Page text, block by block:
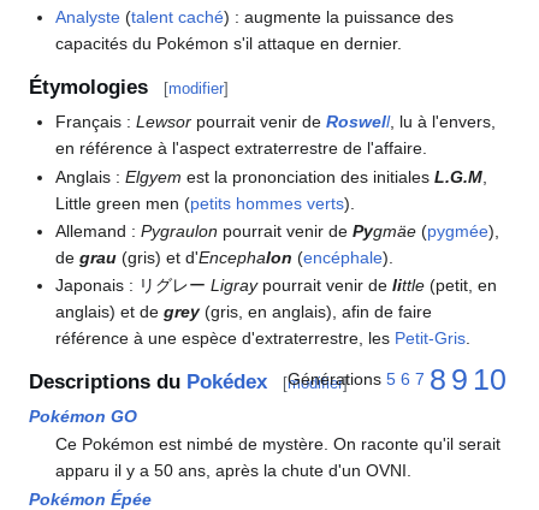
Analyste (talent caché) : augmente la puissance des
capacités du Pokémon s'il attaque en dernier.
Étymologies [modifier]
Français :Lewsor pourrait venir deRoswell, lu à l'envers,
en référence à l'aspect extraterrestre de l'affaire.
Anglais :Elgyem est la prononciation des initialesL.G.M
Little green men (petits hommes verts).
Allemand :Pygraulon pourrait venir dePygmäe (pygmée),
degrau (gris) et d'Encephalon (encéphale).
Japonais : リグレーLigraypourrait venir delittle (petit, en
anglais) et degrey (gris, en anglais), afin de faire
référence à une espèce d'extraterrestre, les Petit-Gris.
Descriptions du Pokédex [modifier]
Générations 5 6 7 8 9 10
Pokémon GO
Ce Pokémon est nimbé de mystère. On raconte qu'il serait
apparu il y a 50 ans, après la chute d'un OVNI.
Pokémon Épée